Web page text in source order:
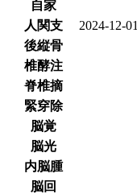
自家
人関支
2024-12-01
後縦骨
椎酵注
脊椎摘
緊穿除
脳覚
脳光
内脳腫
脳回